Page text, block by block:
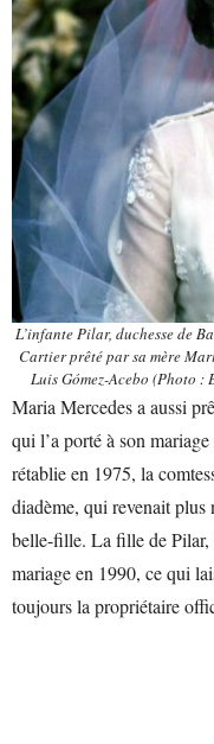
L’infante Pilar, duchesse de
Cartier prêté par sa mère
Luis Gómez-Acebo (Photo :
Maria Mercedes a aussi
qui l’a porté à son
rétablie en 1975, la
diadème, qui revenait plus
belle-fille. La fille de Pilar,
mariage en 1990, ce qui
toujours la propriétaire